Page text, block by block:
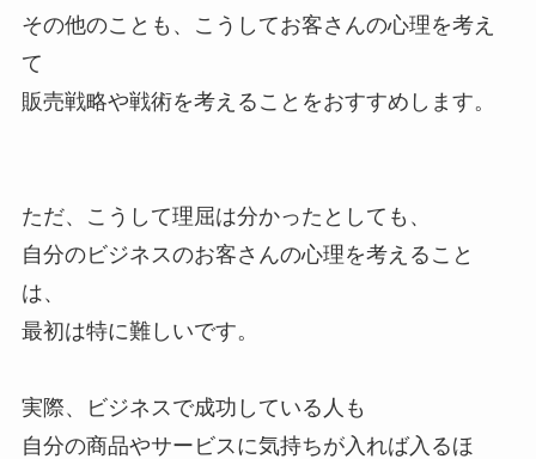
その他のことも、こうしてお客さんの心理を考え
て
販売戦略や戦術を考えることをおすすめします。
ただ、こうして理屈は分かったとしても、
自分のビジネスのお客さんの心理を考えること
は、
最初は特に難しいです。
実際、ビジネスで成功している人も
自分の商品やサービスに気持ちが入れば入るほ